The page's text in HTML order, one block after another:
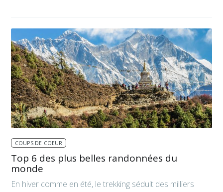
COUPS DE COEUR
Top 6 des plus belles randonnées du
monde
En hiver comme en été, le trekking séduit des milliers